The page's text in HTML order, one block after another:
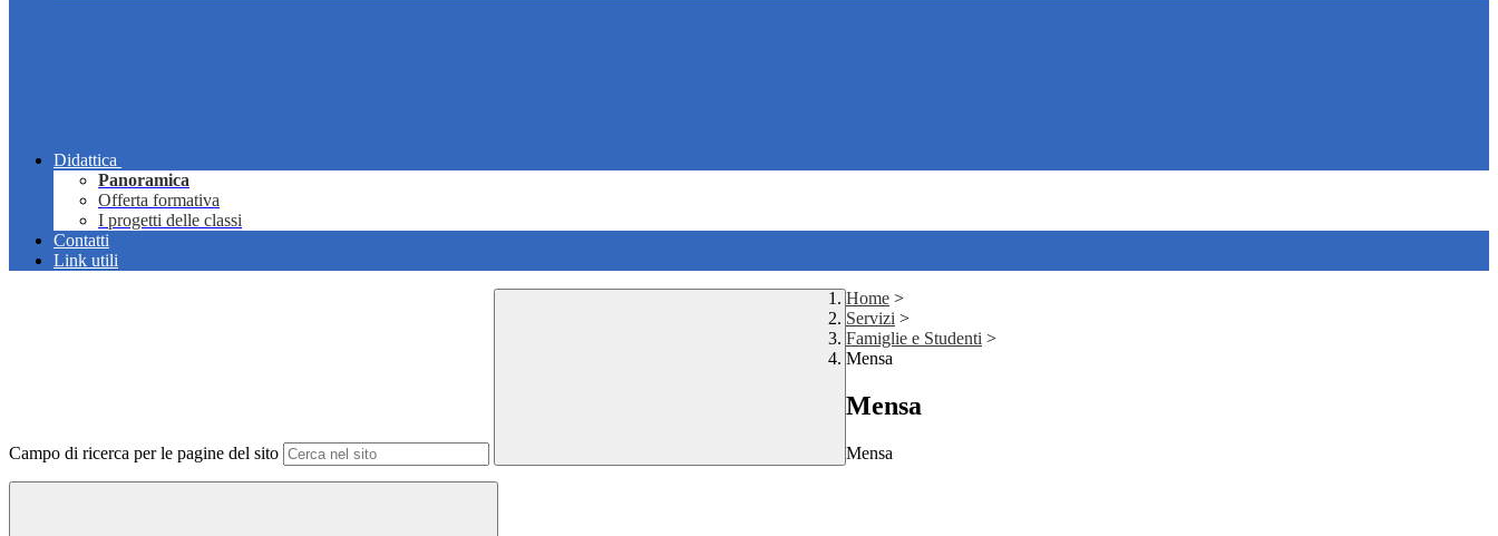
Didattica
Panoramica
Offerta formativa
I progetti delle classi
Contatti
Link utili
Campo di ricerca per le pagine del sito
Home >
Servizi >
Famiglie e Studenti >
Mensa
Mensa
Mensa